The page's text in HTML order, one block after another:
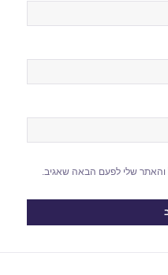
שלי לפעם הבאה שאגיב.